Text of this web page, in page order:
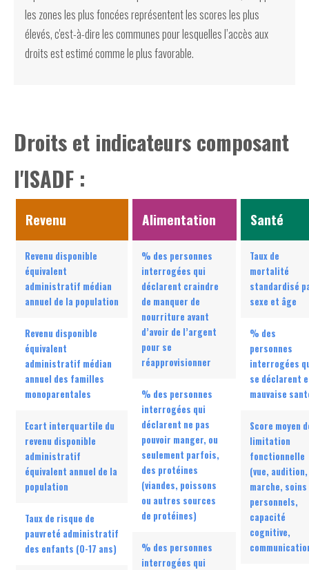
les zones les plus foncées représentent les scores les plus
élevés, c'est-à-dire les communes pour lesquelles l’accès aux
droits est estimé comme le plus favorable.
Droits et indicateurs composant
l'ISADF :
Revenu
Revenu disponible
équivalent
administratif médian
annuel de la population
Revenu disponible
équivalent
administratif médian
annuel des familles
monoparentales
Ecart interquartile du
revenu disponible
administratif
équivalent annuel de la
population
Taux de risque de
pauvreté administratif
des enfants (0-17 ans)
Alimentation
% des personnes
interrogées qui
déclarent craindre
de manquer de
nourriture avant
d’avoir de l’argent
pour se
réapprovisionner
% des personnes
interrogées qui
déclarent ne pas
pouvoir manger, ou
seulement parfois,
des protéines
(viandes, poissons
ou autres sources
de protéines)
% des personnes
interrogées qui
Santé
Taux de
mortalité
standardisé
sexe et âge
% des
personnes
interrogées
se déclarent
mauvaise
Score moyen
limitation
fonctionnelle
(vue, audition,
marche, soins
personnels,
capacité
cognitive,